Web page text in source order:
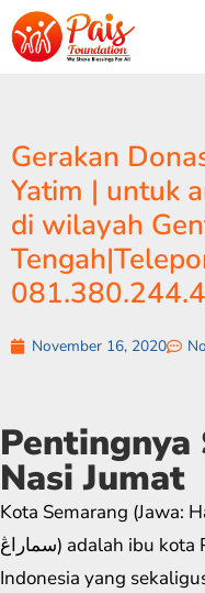
Gerakan
Yatim | untuk
di wilayah
November 16, 2020
Pentingnya
Nasi Jumat
Kota Semarang (Jawa:
سماراڠ) adalah ibu kota Provinsi Jawa Tengah,
Indonesia yang